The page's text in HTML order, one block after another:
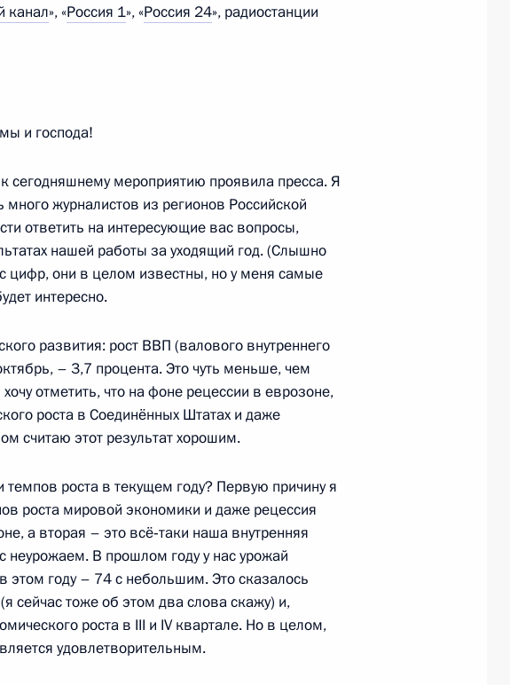
социальной
награды Российской
на пост Премьер-
канал», «Россия 1», «Россия 24», радиостанции
и господа!
сегодняшнему мероприятию проявила пресса. Я
журналистов из регионов Российской
ответить на интересующие вас вопросы,
нашей работы за уходящий год. (Слышно
цифр, они в целом известны, но у меня самые
интересно.
развития: рост ВВП (валового внутреннего
– 3,7 процента. Это чуть меньше, чем
отметить, что на фоне рецессии в еврозоне,
роста в Соединённых Штатах и даже
считаю этот результат хорошим.
роста в текущем году? Первую причину я
роста мировой экономики и даже рецессия
а вторая – это всё‑таки наша внутренняя
неурожаем. В прошлом году у нас урожай
году – 74 с небольшим. Это сказалось
сейчас тоже об этом два слова скажу) и,
роста в III и IV квартале. Но в целом,
удовлетворительным.